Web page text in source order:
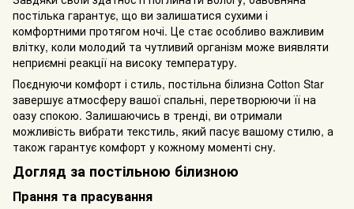
постілька гарантує, що ви залишатися сухими і
комфортними протягом ночі. Це стає особливо важливим
влітку, коли молодий та чутливий організм може виявляти
неприємні реакції на високу температуру.
Поєднуючи комфорт і стиль, постільна білизна Cotton Star
завершує атмосферу вашої спальні, перетворюючи її на
оазу спокою. Залишаючись в тренді, ви отримали
можливість вибрати текстиль, який пасує вашому стилю, а
також гарантує комфорт у кожному моменті сну.
Догляд за постільною білизною
Прання та прасування